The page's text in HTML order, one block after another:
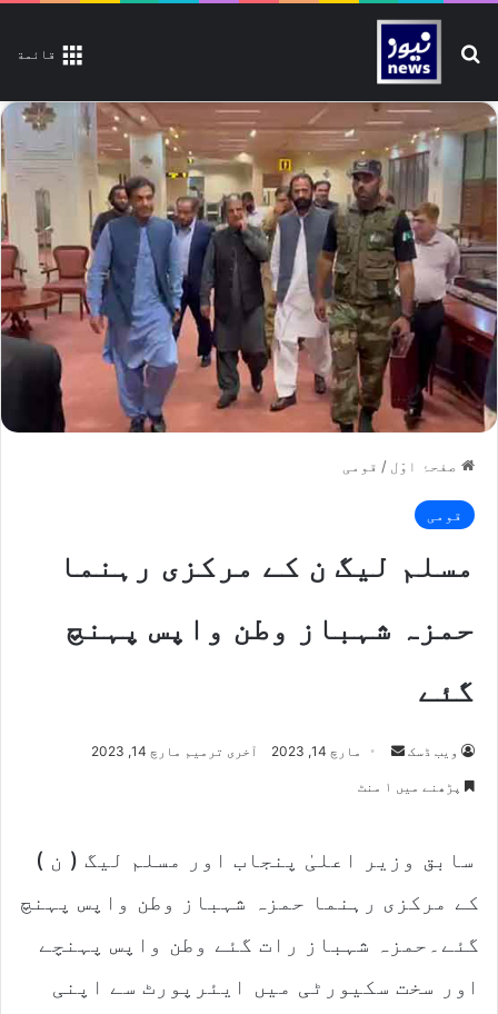
قائمة تلاش کیجیے
صفحۂ اوّل / قومی
قومی
مسلم لیگ ن کے مرکزی رہنما
حمزہ شہباز وطن واپس پہنچ
گئے
ویب ڈسک
Send مارچ 14, 2023 آخری ترمیم مارچ 14, 2023
پڑھنے میں ۱ منٹ
سابق وزیر اعلیٰ پنجاب اور مسلم لیگ ( ن )
کے مرکزی رہنما حمزہ شہباز وطن واپس پہنچ
گئے۔حمزہ شہباز رات گئے وطن واپس پہنچے
اور سخت سکیورٹی میں ایئرپورٹ سے اپنی